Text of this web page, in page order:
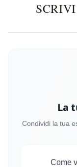
La
Condividi la tua
Come